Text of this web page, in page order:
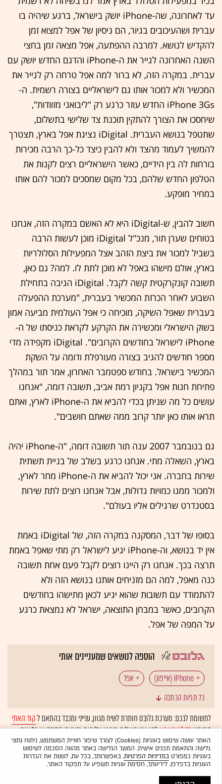
עד לאחרונה, שה-iPhone יושק בישראל, ברגע שיהיה בו
עברית ושהעיכובים בגיור, הם ניסיון של אפל למצוא זמן
להקדיש לנושא. למרבה ההפתעה, אפל מצאה זמן בחצי
השנה האחרונה לגייר את ה-iPhone והדגם החדש יושק עם
עברית. במקרה הזה, לא ברור למה אפל טרחה רק לגייר את
המכשיר ולא למכור אותו גם לישראליים בצורה רשמית. ה-
iPhone 3Gs החדש עוזר כרגע רק "ליבואני מזוודות",
שיחסכו את הצורך להתקין תוכנת צד שלישי בתשלום,
שתטפל בנושא העברית. iDigital נציגת אפל בארץ, תצטרך
להמשיך לעמוד מהצד ולא להבין כיצד כל-כך הרבה מכירות
בורחות לה בין הידיים, כאשר הישראליים רצים לקנות את
הטלפון החדש שלהם, בכל מקום שמסכים למכור להם אותו
במחיר מופקע.
חשוב להבין, ש-iDigital היא לא האשם במקרה הזה, אנחנו
בטוחים שערן תור, מנכ"ל iDigital מוכן לעשות הרבה
בשביל למכור את ביצת הזהב אצל המפעילות הסלולריות
בארץ, אולם מישהו באפל לא מוכן לתת לו. למה? גם כאן,
תשובה קונקרקטית קשה לקבל. iDigital הגיבה בתחילת
השבוע לאחר הכרזת המכשיר בעברית, "מערכת ההפעלה
בעברית שאפל השיקה, מוכיחה כי אפל העולמית מביעה אמון
בשוק הישראלי ומכשירה את הקרקע לקראת כניסתו של ה-
iPhone לישראל בחודשים הקרובים". iDigital מקפידה מדי
מספר חודשים להגיב בצורה מעורפלת ודומה על השקת
המכשיר בישראל. בחודש ספטמבר האחרון, אמר תור במהלך
פתיחת חנות אפל בקניון רמת אביב, תשובה דומה, "אנחנו
עושים כל מה שניתן בכדי להביא את ה-iPhone לארץ, ואתם
תראו אותו כאן יותר קרוב ממה שאתם חושבים".
גם בנובמבר 2007 ענה תור תשובה דומה, "ה-iPhone יהיה
בארץ, השאלה מתי. אנחנו כרגע בשלב של בניית תשתית
שירות בחברה. אני יכול להביא את ה-iPhone מחר לארץ,
ולמכור ממנו כמויות גדולות, אבל אנחנו רוצים לתת שירות
בסטנדרט שרגילים אליו בעולם".
בסופו של דבר, המסקנה במקרה הזה, של iDigital באמת
אין יד בנושא, וה-iPhone יגיע לישראל רק מתי שאפל באמת
תרצה בכך. אנחנו רק היינו רוצים לקבל פעם אחת תשובה
כנה מאפל, למה הם מזניחים אותנו בנושא הזה ולא
להתמודד עם תשובות שהוא יגיע לכאן מתישהו בחודשים
הקרובים, כאשר במבחן התוצאה, ישראל לא נמצאת כרגע
על המפה של אפל.
הוספה לנושאים שמעניינים אותי
iPhone (אייפון)
אפל
כל תגיות הכתבה
לתשומת לבכם: מערכת גלובס חותרת לשיח מגוון, ענייני ומכבד בהתאם לקוד האתי
המופיעבדו"ח האמוןלפיו אנו פועלים. ביטויי אלימות, גזענות, הסתה או כל שיח
בלתי הולם אחר מסוננים בצורהאוטומטיתולא יפורסמו באתר.
האתר עושה שימוש בעוגיות (Cookies) לצורך שיפור חוויית המשתמש, ניתוח נתוני
גלישה והתאמת תכנים אישית. המשך הגלישה באתר מהווה הסכמה לשימוש
בעוגיות כמפורטבמדיניות הפרטיות. באפשרותך, בכל עת, לשנות את הגדרות
העוגיות בדפדפן. לידיעתך, חסימת עוגיות תשפיע על תפקוד האתר.